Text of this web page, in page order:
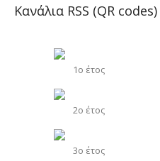
Κανάλια RSS (QR codes)
1o έτος
2o έτος
3o έτος